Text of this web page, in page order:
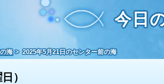
今日
海 2025年5月21日のセンター前の海
）